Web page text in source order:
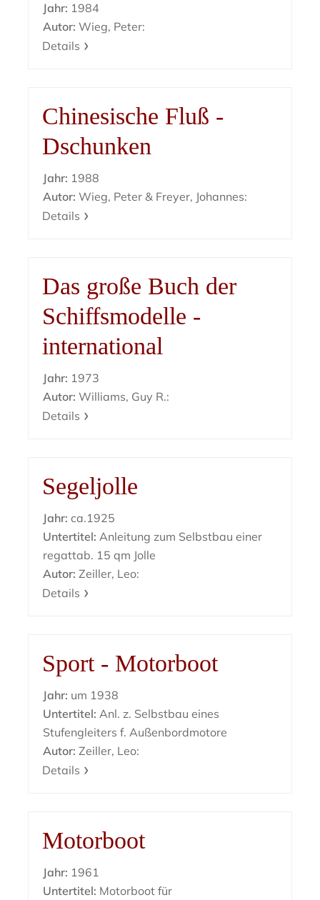
Jahr: 1984
Autor: Wieg, Peter:
Details
Chinesische Fluß -
Dschunken
Jahr: 1988
Autor: Wieg, Peter & Freyer, Johannes:
Details
Das große Buch der
Schiffsmodelle -
international
Jahr: 1973
Autor: Williams, Guy R.:
Details
Segeljolle
Jahr: ca.1925
Untertitel: Anleitung zum Selbstbau einer
regattab. 15 qm Jolle
Autor: Zeiller, Leo:
Details
Sport - Motorboot
Jahr: um 1938
Untertitel: Anl. z. Selbstbau eines
Stufengleiters f. Außenbordmotore
Autor: Zeiller, Leo:
Details
Motorboot
Jahr: 1961
Untertitel: Motorboot für